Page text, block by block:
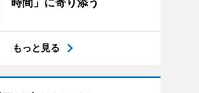
もっと見る